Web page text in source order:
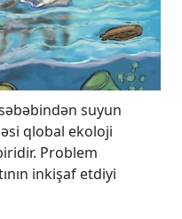
suyun
qlobal ekoloji
Problem
inkişaf etdiyi